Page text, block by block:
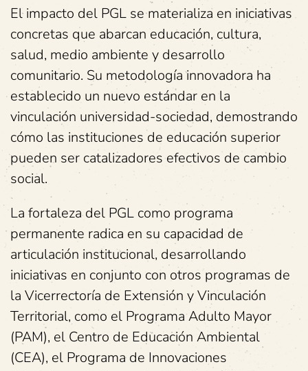
El impacto del PGL se materializa en iniciativas
concretas que abarcan educación, cultura,
salud, medio ambiente y desarrollo
comunitario. Su metodología innovadora ha
establecido un nuevo estándar en la
vinculación universidad-sociedad, demostrando
cómo las instituciones de educación superior
pueden ser catalizadores efectivos de cambio
social.
La fortaleza del PGL como programa
permanente radica en su capacidad de
articulación institucional, desarrollando
iniciativas en conjunto con otros programas de
la Vicerrectoría de Extensión y Vinculación
Territorial, como el Programa Adulto Mayor
(PAM), el Centro de Educación Ambiental
(CEA), el Programa de Innovaciones